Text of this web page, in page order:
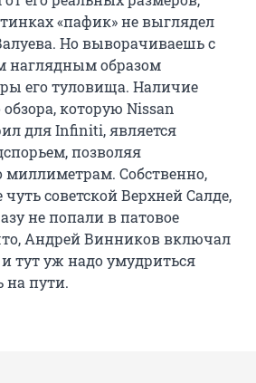
«пафик» не выглядел
Но выворачиваешь с
наглядным образом
его туловища. Наличие
которую Nissan
для Infiniti, является
позволяя
миллиметрам. Собственно,
советской Верхней Салде,
не попали в патовое
Андрей Винников включал
тут уж надо умудриться
на пути.